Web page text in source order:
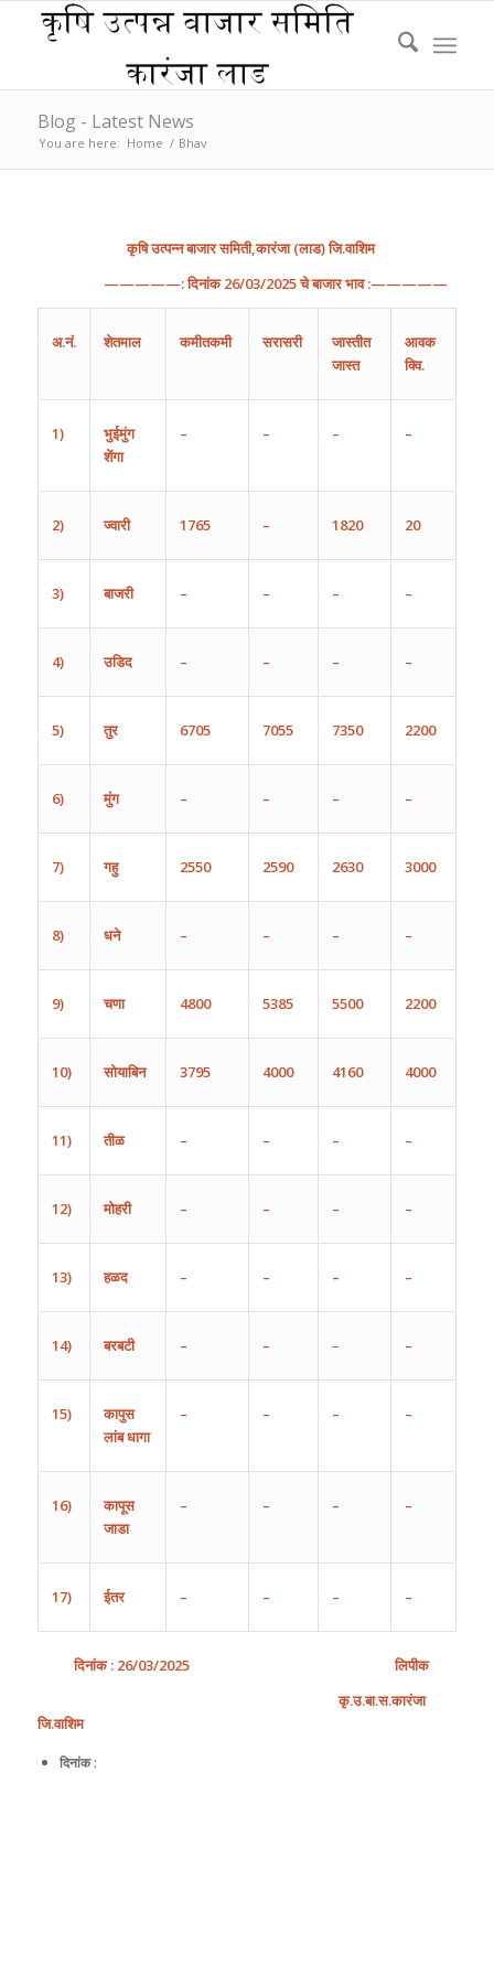
Blog - Latest News
You are here: Home / Bhav
कृषिउत्पन्नबाजारसमिती,कारंजा(लाड)जि.वाशिम
—————:दिनांक26/03/2025चेबाजारभाव:—————
अ.नं. शेतमाल कमीतकमी सरासरी
जास्तीत
जास्त
आवक
क्वि.
1)
भुईमुंग
शेंगा
– – – –
2) ज्वारी 1765 – 1820 20
3) बाजरी – – – –
4) उडिद – – – –
5) तुर 6705 7055 7350 2200
6) मुंग – – – –
7) गहु 2550 2590 2630 3000
8) धने – – – –
9) चणा 4800 5385 5500 2200
10) सोयाबिन 3795 4000 4160 4000
11) तीळ – – – –
12) मोहरी – – – –
13) हळद – – – –
14) बरबटी – – – –
15)
कापुस
लांबधागा
– – – –
16)
कापूस
जाडा
– – – –
17) ईतर – – – –
दिनांक : 26/03/2025
लिपीक
कृ.उ.बा.स.कारंजा
जि.वाशिम
दिनांक :